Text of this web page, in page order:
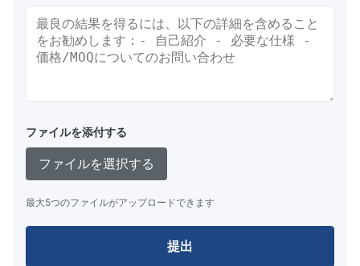
ファイルを添付する
ファイルを選択する
最大5つのファイルがアップロードできます
提出